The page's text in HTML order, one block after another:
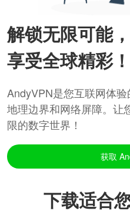
解锁无限可能，
享受全球精彩！
AndyVPN是您互联网体
地理边界和网络屏障。让
限的数字世界！
获取
下载适合